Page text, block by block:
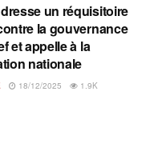
un réquisitoire
la gouvernance
et appelle à la
nationale
18/12/2025 1.9K